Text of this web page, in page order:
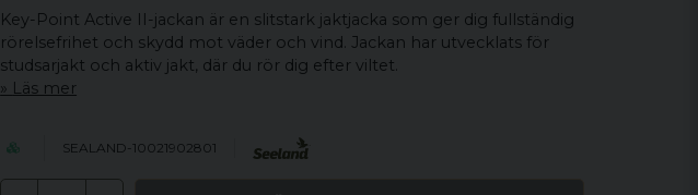
Key-Point Active II-jackan är en slitstark jaktjacka som ger dig fullständig
rörelsefrihet och skydd mot väder och vind. Jackan har utvecklats för
studsarjakt och aktiv jakt, där du rör dig efter viltet.
Läs mer
SEALAND-10021902801